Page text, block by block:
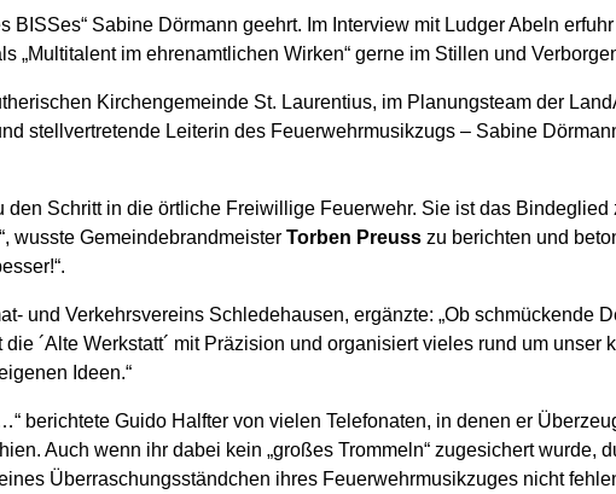
BISSes“ Sabine Dörmann geehrt. Im Interview mit Ludger Abeln
„Multitalent im ehrenamtlichen Wirken“ gerne im Stillen und
Kirchengemeinde St. Laurentius, im Planungsteam der
stellvertretende Leiterin des Feuerwehrmusikzugs – Sabine
den Schritt in die örtliche Freiwillige Feuerwehr. Sie ist das Bindeglied
wusste Gemeindebrandmeister Torben Preuss zu berichten und
und Verkehrsvereins Schledehausen, ergänzte: „Ob schmückende
´Alte Werkstatt´ mit Präzision und organisiert vieles rund um unser
Ideen.“
berichtete Guido Halfter von vielen Telefonaten, in denen er
Auch wenn ihr dabei kein „großes Trommeln“ zugesichert wurde,
Überraschungsständchen ihres Feuerwehrmusikzuges nicht